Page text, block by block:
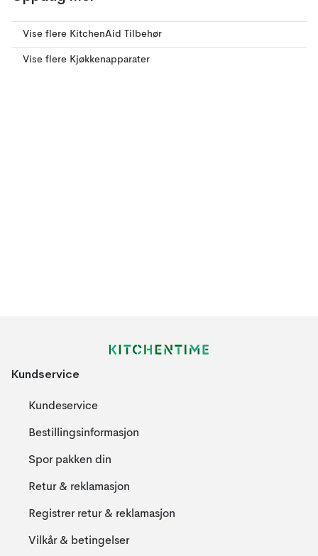
Vise flere KitchenAid Tilbehør
Vise flere Kjøkkenapparater
Kundservice
Kundeservice
Bestillingsinformasjon
Spor pakken din
Retur & reklamasjon
Registrer retur & reklamasjon
Vilkår & betingelser